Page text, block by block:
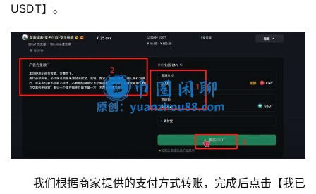
USDT】。
我们根据商家提供的支付方式转账，完成后点击【我已